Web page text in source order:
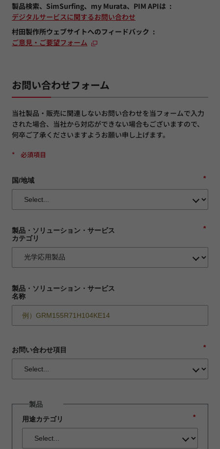
製品検索、SimSurfing、my Murata、PIM APIは
デジタルサービスに関するお問い合わせ
村田製作所ウェブサイトへのフィードバック
ご意見・ご要望フォーム
お問い合わせフォーム
当社製品・販売に関連しないお問い合わせを当フォームで入力
された場合、当社から対応ができない場合もございますので、
何卒ご了承くださいますようお願い申し上げます。
* 必須項目
*
国/地域
*
製品・ソリューション・サービス
カテゴリ
製品・ソリューション・サービス
名称
*
お問い合わせ項目
製品
*
用途カテゴリ